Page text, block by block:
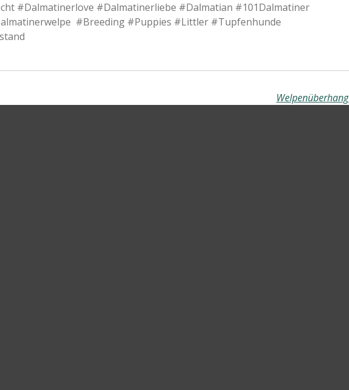
#Dalmatinerlove #Dalmatinerliebe #Dalmatian #101Dalmatiner
#Breeding #Puppies #Littler #Tupfenhunde
Welpenüberhang